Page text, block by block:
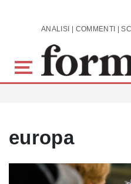
Skip to main content
europa